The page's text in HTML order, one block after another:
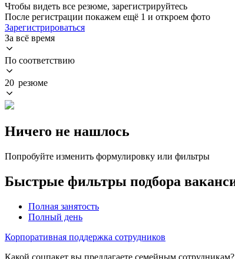
Чтобы видеть все резюме, зарегистрируйтесь
После регистрации покажем ещё 1 и откроем фото
Зарегистрироваться
За всё время
По соответствию
20 резюме
Ничего не нашлось
Попробуйте изменить формулировку или фильтры
Быстрые фильтры подбора
Полная занятость
Полный день
Корпоративная поддержка сотрудников
Какой соцпакет вы предлагаете семейным сотрудникам?